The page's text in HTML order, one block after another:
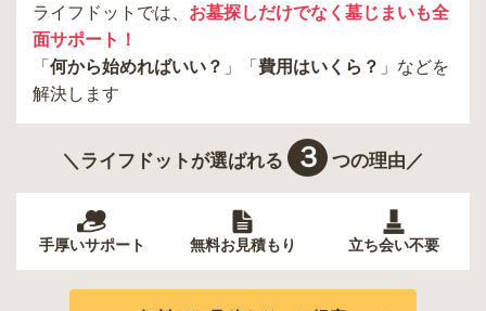
ライフドットでは、 お墓探しだけでなく墓じまいも全
面サポート！
「 何から始めればいい？ 」「 費用はいくら？ 」などを
解決します
＼ライフドットが選ばれる ３ つの理由／
手厚いサポート 無料お見積もり 立ち会い不要